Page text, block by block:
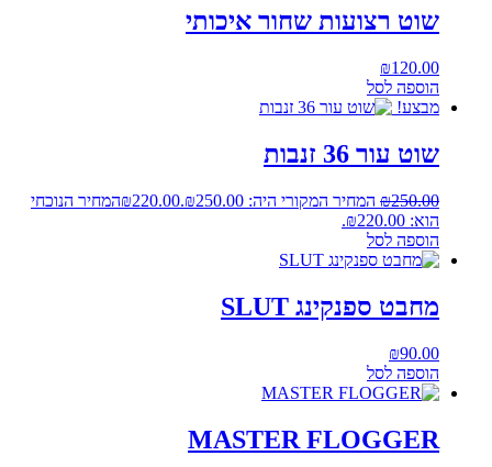
שוט רצועות שחור איכותי
₪120.00
הוספה לסל
מבצע!
שוט עור 36 זנבות
₪250.00 המחיר המקורי היה: ₪250.00. ₪220.00
המחיר הנוכחי
הוא: ₪220.00.
הוספה לסל
מחבט ספנקינג SLUT
₪90.00
הוספה לסל
MASTER FLOGGER